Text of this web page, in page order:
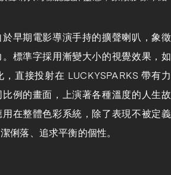
早期電影導演手持的擴聲喇叭，象徵
標準字採用漸變大小的視覺效果，如
直接投射在 LUCKYSPARKS 帶有力
例的畫面，上演著各種溫度的人生故
在整體色彩系統，除了表現不被定義
俐落、追求平衡的個性。